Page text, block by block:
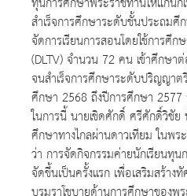
สำเร็จการศึกษาระดับชั้นประถม
จัดการเรียนการสอนโดยใช้การศึก
(DLTV) จำนวน 72 คน เข้าศึกษ
จนสำเร็จการศึกษาระดับปริญญา
ศึกษา 2568 ถึงปีการศึกษา 2577
ในการนี้ นายเชิดศักดิ์ ศรีศักดิ์วิชั
ศึกษาทางไกลผ่านดาวเทียม ในพ
ว่า การจัดกิจกรรมค่ายนักเรียนทุ
จัดขึ้นเป็นครั้งแรก เพื่อเสริมสร้า